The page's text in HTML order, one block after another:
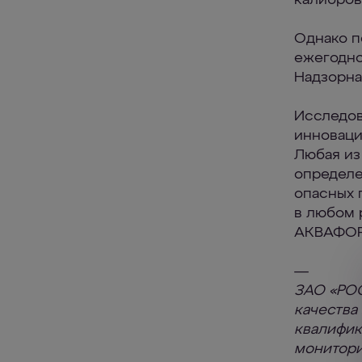
Однако
Любая из
опасных
в любом
—
ЗАО